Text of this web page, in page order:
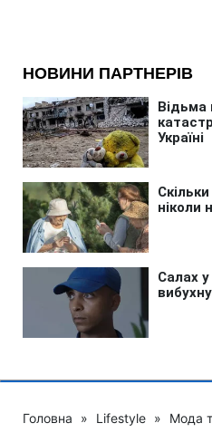
Головна » Lifestyle » Мода